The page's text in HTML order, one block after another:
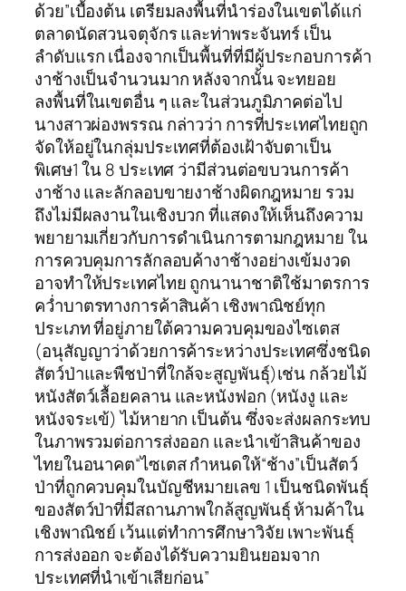
ด้วย”เบื้องต้น เตรียมลงพื้นที่นำร่องในเขตได้แก่
ตลาดนัดสวนจตุจักร และท่าพระจันทร์ เป็น
ลำดับแรก เนื่องจากเป็นพื้นที่ที่มีผู้ประกอบการค้า
งาช้างเป็นจำนวนมาก หลังจากนั้น จะทยอย
ลงพื้นที่ในเขตอื่น ๆ และในส่วนภูมิภาคต่อไป
นางสาวผ่องพรรณ กล่าวว่า การที่ประเทศไทยถูก
จัดให้อยู่ในกลุ่มประเทศที่ต้องเฝ้าจับตาเป็น
พิเศษ1 ใน 8 ประเทศ ว่ามีส่วนต่อขบวนการค้า
งาช้าง และลักลอบขายงาช้างผิดกฎหมาย รวม
ถึงไม่มีผลงานในเชิงบวก ที่แสดงให้เห็นถึงความ
พยายามเกี่ยวกับการดำเนินการตามกฎหมาย ใน
การควบคุมการลักลอบค้างาช้างอย่างเข้มงวด
อาจทำให้ประเทศไทย ถูกนานาชาติใช้มาตรการ
คว่ำบาตรทางการค้าสินค้า เชิงพาณิชย์ทุก
ประเภท ที่อยู่ภายใต้ความควบคุมของไซเตส
(อนุสัญญาว่าด้วยการค้าระหว่างประเทศซึ่งชนิด
สัตว์ป่าและพืชป่าที่ใกล้จะสูญพันธุ์)เช่น กล้วยไม้
หนังสัตว์เลื้อยคลาน และหนังฟอก (หนังงู และ
หนังจระเข้) ไม้หายาก เป็นต้น ซึ่งจะส่งผลกระทบ
ในภาพรวมต่อการส่งออก และนำเข้าสินค้าของ
ไทยในอนาคต“ไซเตส กำหนดให้“ช้าง”เป็นสัตว์
ป่าที่ถูกควบคุมในบัญชีหมายเลข 1 เป็นชนิดพันธุ์
ของสัตว์ป่าที่มีสถานภาพใกล้สูญพันธุ์ ห้ามค้าใน
เชิงพาณิชย์ เว้นแต่ทำการศึกษาวิจัย เพาะพันธุ์
การส่งออก จะต้องได้รับความยินยอมจาก
ประเทศที่นำเข้าเสียก่อน”